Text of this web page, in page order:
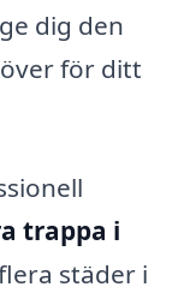
dig den
för ditt
trappa i
städer i